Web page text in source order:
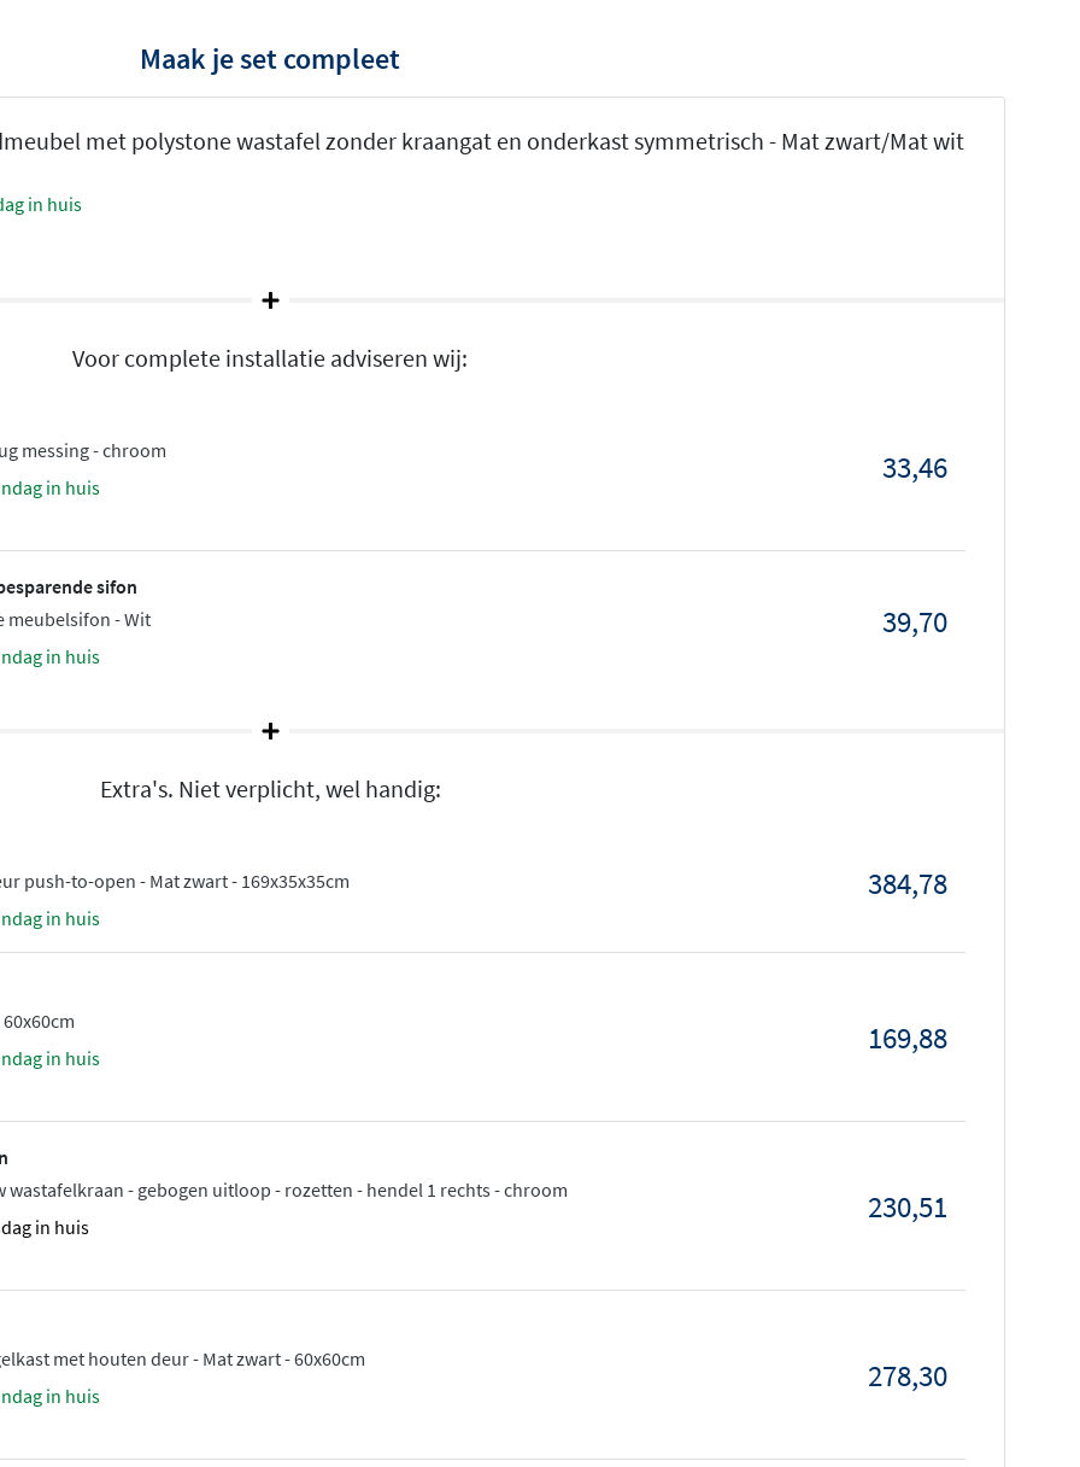
en uitvoeringen. Of u nu
Glans wit: er is altijd een
in
of met open vak. Zo benut
bijzonder eenvoudig
laden. Functionaliteit en
dubbele lavabo
een passende
geschikt voor zowel
Maak je set compleet
met polystone wastafel zonder kraangat en onderkast symmetrisch - Mat zwart/Mat wit
in huis
Voor complete installatie adviseren wij:
messing - chroom
in huis
33,46
sifon
meubelsifon - Wit
in huis
39,70
Extra's. Niet verplicht, wel handig:
push-to-open - Mat zwart - 169x35x35cm
in huis
384,78
in huis
169,88
wastafelkraan - gebogen uitloop - rozetten - hendel 1 rechts - chroom
in huis
230,51
met houten deur - Mat zwart - 60x60cm
in huis
278,30